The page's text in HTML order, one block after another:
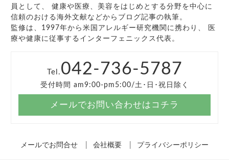
員として、 健康や医療、美容をはじめとする分野を中心に
信頼のおける海外文献などからブログ記事の執筆。
監修は、1997年から米国アレルギー研究機関に携わり、 医
療や健康に従事するインターフェニックス代表。
Tel. 042-736-5787
受付時間 am9:00-pm5:00/土･日･祝日除く
メールでお問い合わせはコチラ
メールでお問合せ 会社概要 プライバシーポリシー